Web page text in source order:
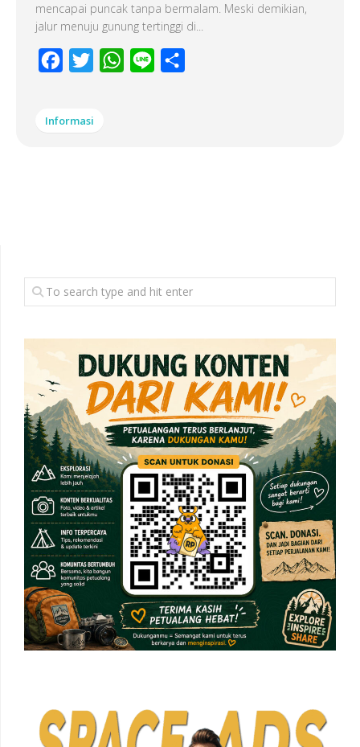
mencapai puncak tanpa bermalam. Meski demikian,
jalur menuju gunung tertinggi di...
Facebook
Twitter WhatsApp
Line
Informasi